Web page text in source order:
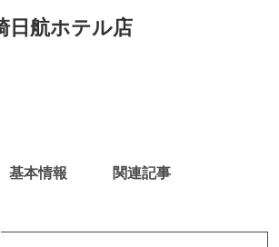
日航ホテル店
基本情報 関連記事